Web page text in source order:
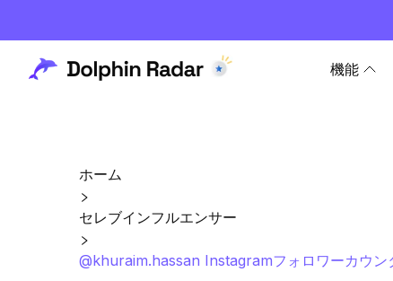
機能
ホーム
セレブインフルエンサー
@khuraim.hassan Instagramフォロワーカウン